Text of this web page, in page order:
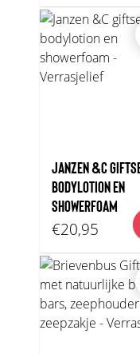
JANZEN &C
BODYLOTION EN
SHOWERFOAM
€20,95